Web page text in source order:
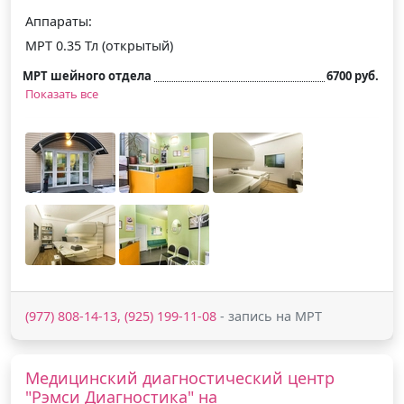
Аппараты:
МРТ 0.35 Тл (открытый)
МРТ шейного отдела
6700 руб.
Показать все
(977) 808-14-13, (925) 199-11-08 - запись на МРТ
Медицинский диагностический центр
"Рэмси Диагностика" на